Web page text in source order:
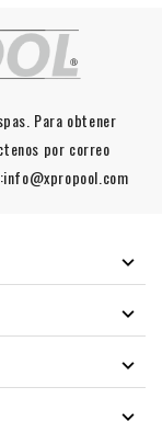
Para obtener
por correo


